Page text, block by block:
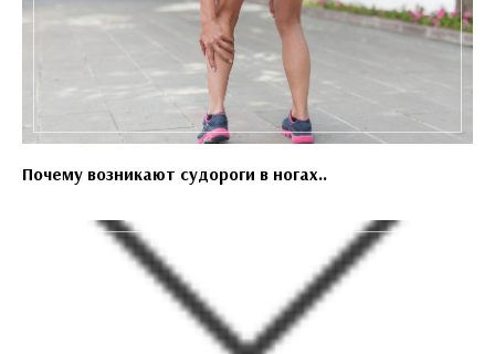
Почему возникают судороги в ногах..